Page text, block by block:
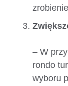
– W
rondo
wyboru